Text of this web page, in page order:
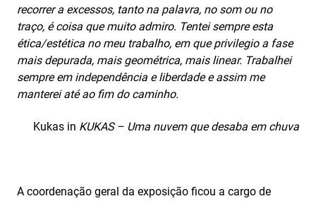
recorrer a excessos, tanto na palavra, no som ou no
traço, é coisa que muito admiro. Tentei sempre esta
ética/estética no meu trabalho, em que privilegio a fase
mais depurada, mais geométrica, mais linear. Trabalhei
sempre em independência e liberdade e assim me
manterei até ao fim do caminho.
Kukas in KUKAS – Uma nuvem que desaba em chuva
A coordenação geral da exposição ficou a cargo de